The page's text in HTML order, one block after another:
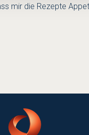
mir die Rezepte